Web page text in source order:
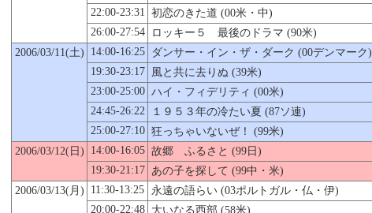
22:00-23:31
初恋のきた道 (00米・中)
26:00-27:54
ロッキー５ 最後のドラマ (90米)
2006/03/11(土)
14:00-16:25 ダンサー・イン・ザ・ダーク (00デンマーク)
19:30-23:17
風と共に去りぬ (39米)
23:00-25:00 ハイ・フィデリティ (00米)
24:45-26:22
１９５３年の冷たい夏 (87ソ連)
25:00-27:10 狂っちゃいないぜ！ (99米)
2006/03/12(日)
14:00-16:05 故郷 ふるさと (99日)
19:30-21:17
あの子を探して (99中・米)
2006/03/13(月)
11:30-13:25 永遠の語らい (03ポルトガル・仏・伊)
20:00-22:48
大いなる西部 (58米)